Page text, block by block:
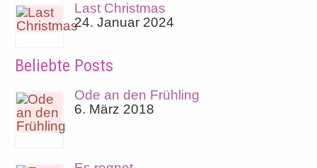
Last Christmas
24. Januar 2024
Beliebte Posts
Ode an den Frühling
6. März 2018